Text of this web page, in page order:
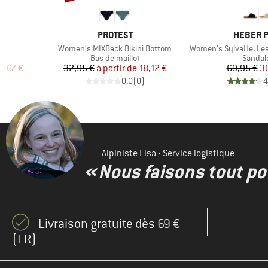
€
MARQUE
PROTEST
Article
Women's MIXBack Bikini Bottom
Product group
Bas de maillot
Prix
32,95 € Prix réduit
à partir de 18,12 €
0,0(0)
MARQUE
HEBER
Article
Women's SylvaHe.
69,95 €
Alpiniste Lisa - Service logistique
« Nous faisons tout
Livraison gratuite dès 69 €
(FR)